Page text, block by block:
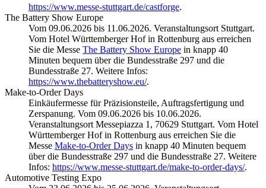
https://www.messe-stuttgart.de/castforge.
The Battery Show Europe
Vom 09.06.2026 bis 11.06.2026. Veranstaltungsort Stuttgart.
Vom Hotel Württemberger Hof in Rottenburg aus erreichen
Sie die Messe The Battery Show Europe in knapp 40
Minuten bequem über die Bundesstraße 297 und die
Bundesstraße 27. Weitere Infos:
https://www.thebatteryshow.eu/.
Make-to-Order Days
Einkäufermesse für Präzisionsteile, Auftragsfertigung und
Zerspanung. Vom 09.06.2026 bis 10.06.2026.
Veranstaltungsort Messepiazza 1, 70629 Stuttgart. Vom Hotel
Württemberger Hof in Rottenburg aus erreichen Sie die
Messe Make-to-Order Days in knapp 40 Minuten bequem
über die Bundesstraße 297 und die Bundesstraße 27. Weitere
Infos: https://www.messe-stuttgart.de/make-to-order-days/.
Automotive Testing Expo